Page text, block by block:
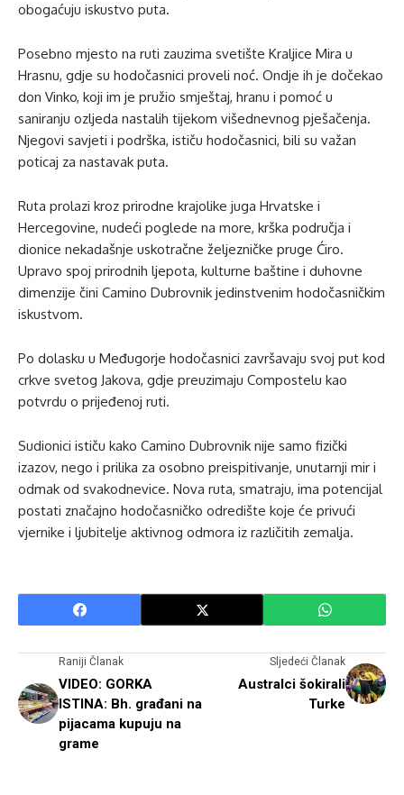
obogaćuju iskustvo puta.
Posebno mjesto na ruti zauzima svetište Kraljice Mira u
Hrasnu, gdje su hodočasnici proveli noć. Ondje ih je dočekao
don Vinko, koji im je pružio smještaj, hranu i pomoć u
saniranju ozljeda nastalih tijekom višednevnog pješačenja.
Njegovi savjeti i podrška, ističu hodočasnici, bili su važan
poticaj za nastavak puta.
Ruta prolazi kroz prirodne krajolike juga Hrvatske i
Hercegovine, nudeći poglede na more, krška područja i
dionice nekadašnje uskotračne željezničke pruge Ćiro.
Upravo spoj prirodnih ljepota, kulturne baštine i duhovne
dimenzije čini Camino Dubrovnik jedinstvenim hodočasničkim
iskustvom.
Po dolasku u Međugorje hodočasnici završavaju svoj put kod
crkve svetog Jakova, gdje preuzimaju Compostelu kao
potvrdu o prijeđenoj ruti.
Sudionici ističu kako Camino Dubrovnik nije samo fizički
izazov, nego i prilika za osobno preispitivanje, unutarnji mir i
odmak od svakodnevice. Nova ruta, smatraju, ima potencijal
postati značajno hodočasničko odredište koje će privući
vjernike i ljubitelje aktivnog odmora iz različitih zemalja.
Raniji Članak
VIDEO: GORKA
ISTINA: Bh. građani na
pijacama kupuju na
grame
Sljedeći Članak
Australci šokirali
Turke